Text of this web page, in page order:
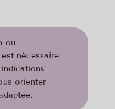
ou
nécessaire
orienter